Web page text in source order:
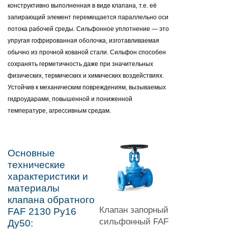
конструктивно выполненная в виде клапана, т.е. её
запирающий элемент перемещается параллельно оси
потока рабочей среды. Сильфонное уплотнение — это
упругая гофрированная оболочка, изготавливаемая
обычно из прочной кованой стали. Сильфон способен
сохранять герметичность даже при значительных
физических, термических и химических воздействиях.
Устойчив к механическим повреждениям, вызываемых
гидроударами, повышенной и пониженной
температуре, агрессивным средам.
Основные
технические
характеристики и
материалы
клапана обратного
FAF 2130 Ру16
Ду50:
Клапан запорный
сильфонный FAF